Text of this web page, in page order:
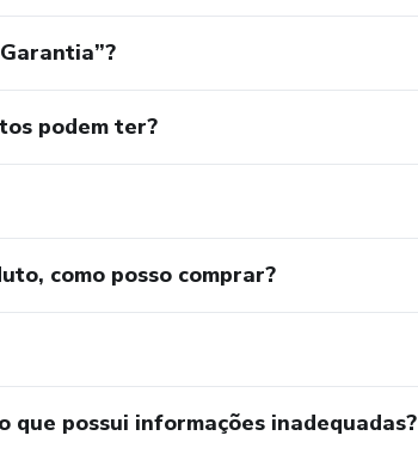
podem ter?
como posso comprar?
que possui informações inadequadas?